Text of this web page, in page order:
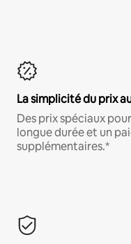
La simplicité du prix
Des prix spéciaux
longue durée et un
supplémentaires.*